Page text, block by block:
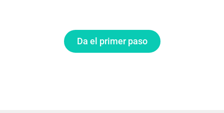
Da el primer paso